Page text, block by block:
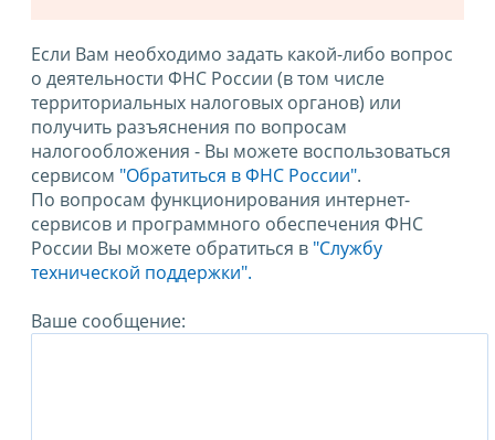
Если Вам необходимо задать какой-либо вопрос
о деятельности ФНС России (в том числе
территориальных налоговых органов) или
получить разъяснения по вопросам
налогообложения - Вы можете воспользоваться
сервисом "Обратиться в ФНС России".
По вопросам функционирования интернет-
сервисов и программного обеспечения ФНС
России Вы можете обратиться в "Службу
технической поддержки".
Ваше сообщение: